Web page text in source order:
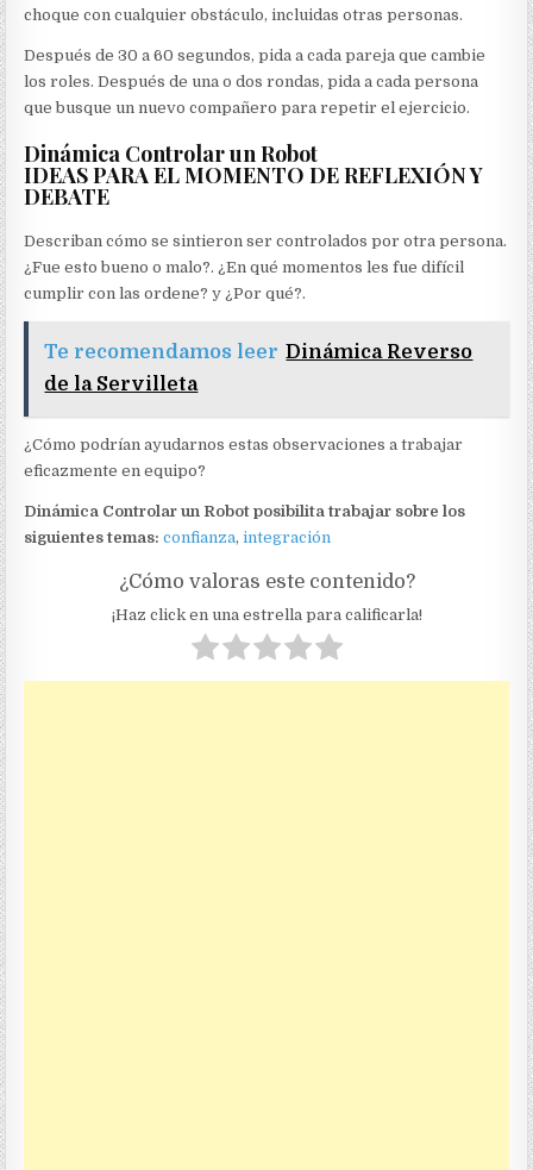
choque con cualquier obstáculo, incluidas otras personas.
Después de 30 a 60 segundos, pida a cada pareja que cambie
los roles. Después de una o dos rondas, pida a cada persona
que busque un nuevo compañero para repetir el ejercicio.
Dinámica Controlar un Robot
IDEAS PARA EL MOMENTO DE REFLEXIÓN Y
DEBATE
Describan cómo se sintieron ser controlados por otra persona.
¿Fue esto bueno o malo?. ¿En qué momentos les fue difícil
cumplir con las ordene? y ¿Por qué?.
Te recomendamos leer Dinámica Reverso
de la Servilleta
¿Cómo podrían ayudarnos estas observaciones a trabajar
eficazmente en equipo?
Dinámica Controlar un Robot posibilita trabajar sobre los
siguientes temas: confianza,integración
¿Cómo valoras este contenido?
¡Haz click en una estrella para calificarla!